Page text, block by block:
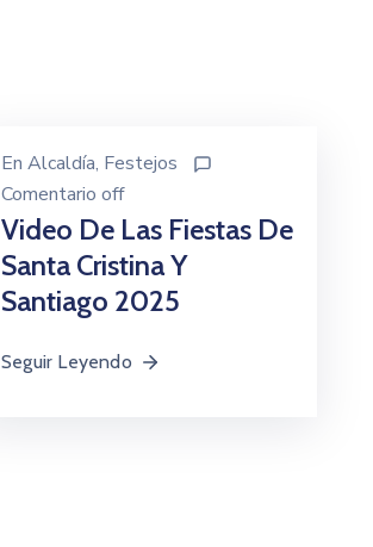
En Alcaldía‚ Festejos
Comentario off
Video De Las Fiestas De
Santa Cristina Y
Santiago 2025
Seguir Leyendo